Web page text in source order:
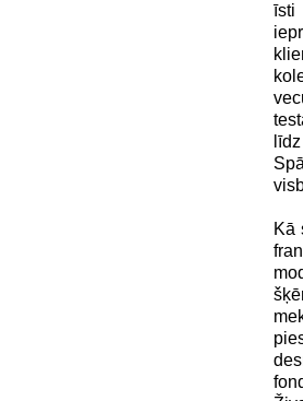
īsti
Kā